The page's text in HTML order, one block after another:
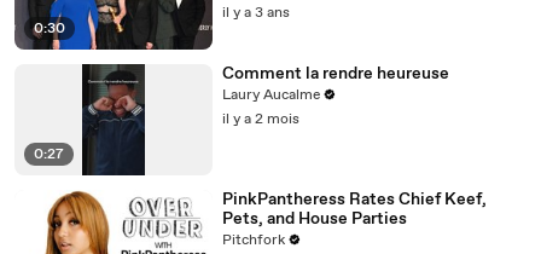
0:30
il y a 3 ans
0:27
Comment la rendre heureuse
Laury Aucalme
il y a 2 mois
PinkPantheress Rates Chief Keef,
Pets, and House Parties
Pitchfork